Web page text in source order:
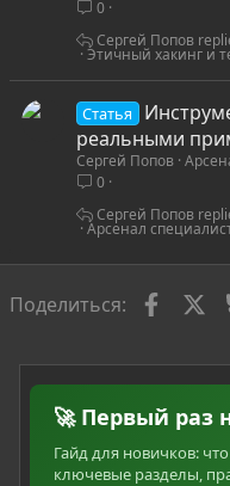
0
Этичный хакинг и
Сергей Попов
Статья
реальными
Сергей Попов
0
Арсенал
Сергей Попов
Поделиться:
🚀 Первый раз
Гайд для новичков:
ключевые разделы,